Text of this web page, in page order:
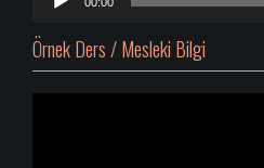
00:00
Örnek Ders / Mesleki Bilgi